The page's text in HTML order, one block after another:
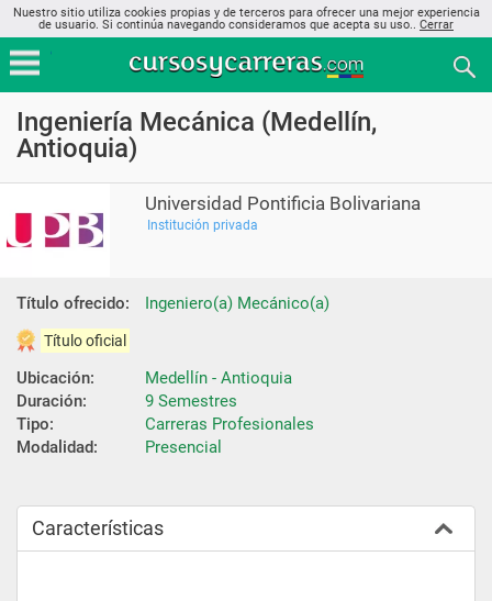
Nuestro sitio utiliza cookies propias y de terceros para ofrecer una mejor experiencia
de usuario. Si continúa navegando consideramos que acepta su uso.. Cerrar
Ingeniería Mecánica (Medellín,
Antioquia)
Universidad Pontificia Bolivariana
Institución privada
Título ofrecido: Ingeniero(a) Mecánico(a)
Título oficial
Ubicación:
Medellín - Antioquia
Duración:
9 Semestres
Tipo:
Carreras Profesionales
Modalidad:
Presencial
Características